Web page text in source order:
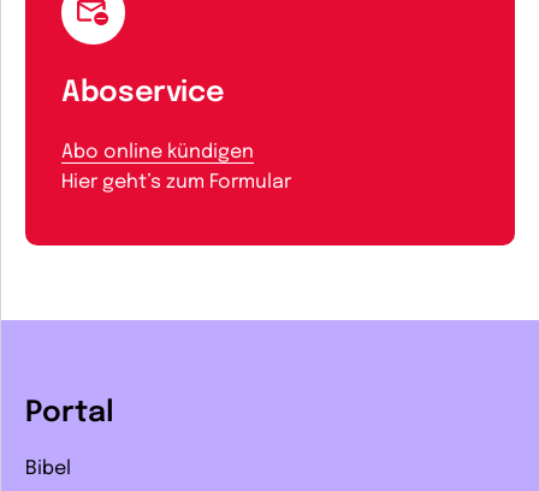
Aboservice
Abo online kündigen
Hier geht’s zum Formular
Portal
Bibel